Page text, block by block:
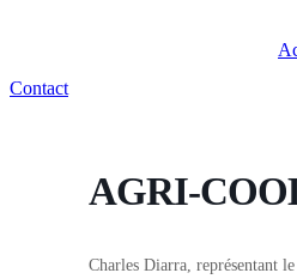
Contact
AGRI-
Charles Diarra, représentant